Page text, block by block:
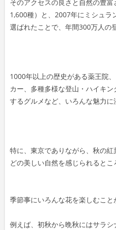
そのアクセスの良さと自然の豊
1,600種）と、2007年にミシュラ
選ばれたことで、年間300万人の
1000年以上の歴史がある薬王院
カー、多種多様な登山・ハイキ
するグルメなど、いろんな魅力に
特に、東京でありながら、秋の
どの美しい自然を感じられるとこ
季節事にいろんな花を楽しむこと
例えば、初秋から晩秋にはサラ